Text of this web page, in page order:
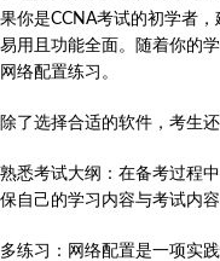
果你是CCNA考试的初学者，
易用且功能全面。随着你的
网络配置练习。
除了选择合适的软件，考生
熟悉考试大纲：在备考过程
保自己的学习内容与考试内容
多练习：网络配置是一项实